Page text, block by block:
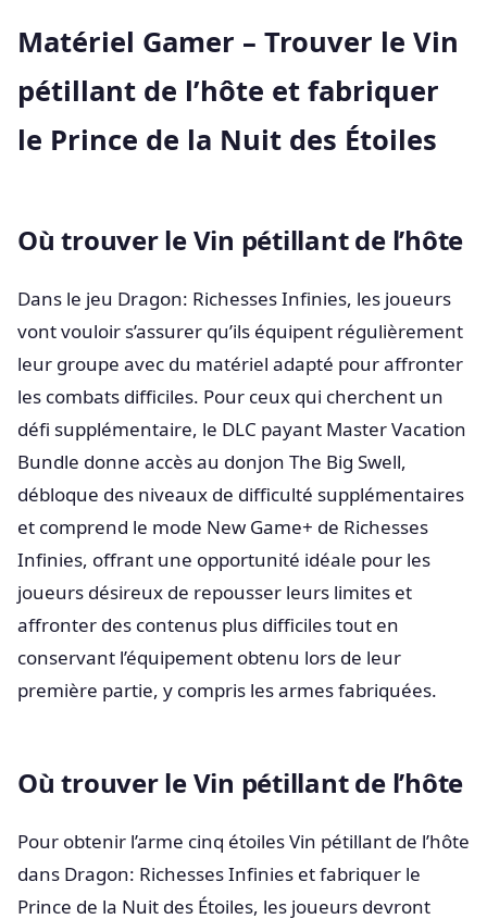
Matériel Gamer – Trouver le Vin
pétillant de l’hôte et fabriquer
le Prince de la Nuit des Étoiles
Où trouver le Vin pétillant de l’hôte
Dans le jeu Dragon: Richesses Infinies, les joueurs
vont vouloir s’assurer qu’ils équipent régulièrement
leur groupe avec du matériel adapté pour affronter
les combats difficiles. Pour ceux qui cherchent un
défi supplémentaire, le DLC payant Master Vacation
Bundle donne accès au donjon The Big Swell,
débloque des niveaux de difficulté supplémentaires
et comprend le mode New Game+ de Richesses
Infinies, offrant une opportunité idéale pour les
joueurs désireux de repousser leurs limites et
affronter des contenus plus difficiles tout en
conservant l’équipement obtenu lors de leur
première partie, y compris les armes fabriquées.
Où trouver le Vin pétillant de l’hôte
Pour obtenir l’arme cinq étoiles Vin pétillant de l’hôte
dans Dragon: Richesses Infinies et fabriquer le
Prince de la Nuit des Étoiles, les joueurs devront